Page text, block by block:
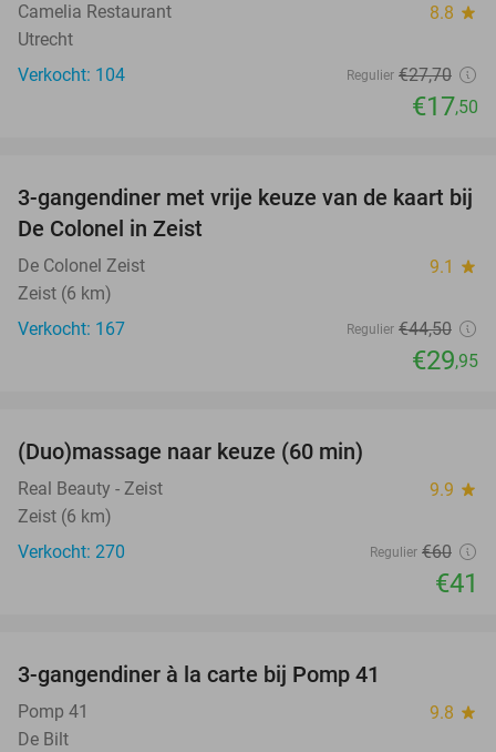
Camelia Restaurant 8.8 star
Utrecht
Verkocht: 104
Regulier €27,70
€17,50
33%
3-gangendiner met vrije keuze van de kaart bij
De Colonel in Zeist
De Colonel Zeist 9.1 star
Zeist (6 km)
Verkocht: 167
Regulier €44,50
€29,95
(Duo)massage naar keuze (60 min)
Real Beauty - Zeist 9.9 star
Zeist (6 km)
Verkocht: 270
Regulier €60
€41
3-gangendiner à la carte bij Pomp 41
Pomp 41 9.8 star
De Bilt